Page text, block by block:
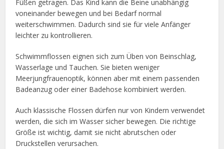
Füßen getragen. Das Kind kann die Beine unabhängig
voneinander bewegen und bei Bedarf normal
weiterschwimmen. Dadurch sind sie für viele Anfänger
leichter zu kontrollieren.
Schwimmflossen eignen sich zum Üben von Beinschlag,
Wasserlage und Tauchen. Sie bieten weniger
Meerjungfrauenoptik, können aber mit einem passenden
Badeanzug oder einer Badehose kombiniert werden.
Auch klassische Flossen dürfen nur von Kindern verwendet
werden, die sich im Wasser sicher bewegen. Die richtige
Größe ist wichtig, damit sie nicht abrutschen oder
Druckstellen verursachen.